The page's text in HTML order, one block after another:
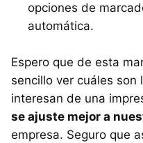
opciones de
automática.
Espero que de esta
sencillo ver cuáles son
interesan de una
se ajuste mejor a
empresa. Seguro que